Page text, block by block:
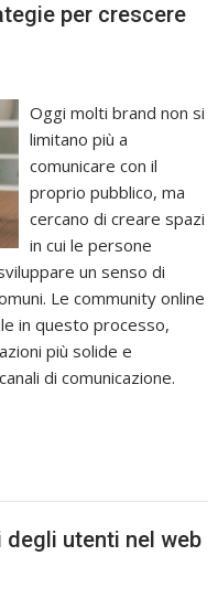
per crescere
Oggi molti brand non si
limitano più a
comunicare con il
proprio pubblico, ma
cercano di creare spazi
in cui le persone
un senso di
Le community online
in questo processo,
più solide e
di comunicazione.
degli utenti nel web